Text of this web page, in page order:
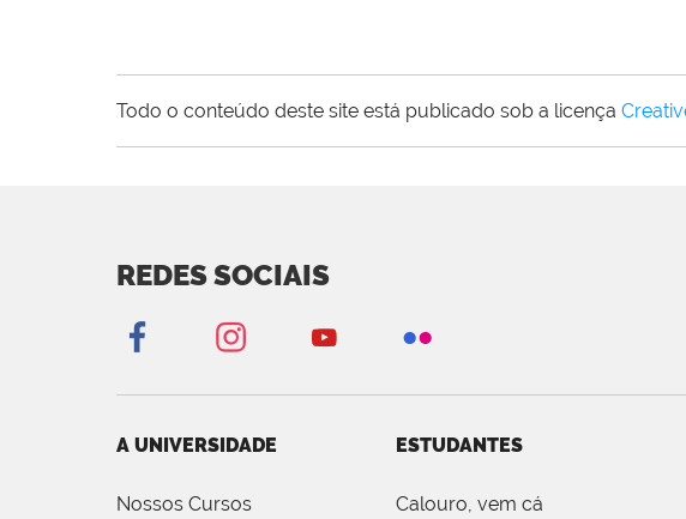
Todo o conteúdo deste site está publicado sob a licença
REDES SOCIAIS
A UNIVERSIDADE
Nossos Cursos
ESTUDANTES
Calouro, vem cá